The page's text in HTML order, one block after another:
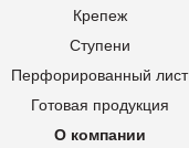
Крепеж
Ступени
Перфорированный лист
Готовая продукция
О компании